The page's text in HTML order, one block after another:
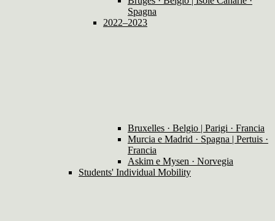
Spagna
2022–2023
Bruxelles · Belgio | Parigi · Francia
Murcia e Madrid · Spagna | Pertuis ·
Francia
Askim e Mysen · Norvegia
Students' Individual Mobility